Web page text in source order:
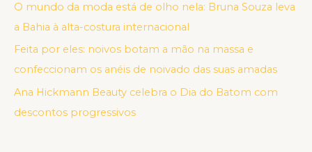
O mundo da moda está de olho nela: Bruna Souza leva
a Bahia à alta-costura internacional
Feita por eles: noivos botam a mão na massa e
confeccionam os anéis de noivado das suas amadas
Ana Hickmann Beauty celebra o Dia do Batom com
descontos progressivos